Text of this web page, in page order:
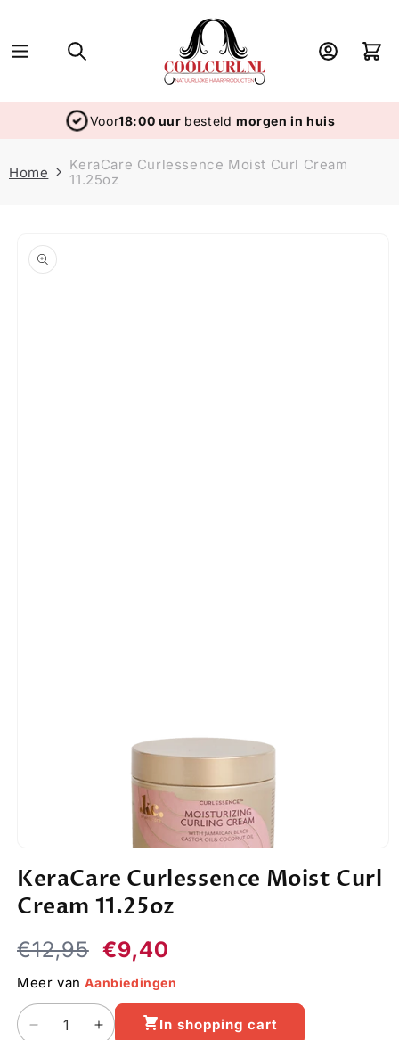
Log
in
Cart
Voor18:00 uur besteldmorgen in huis
Home
KeraCare Curlessence Moist Curl Cream
11.25oz
product
information
media
modal
KeraCare Curlessence Moist Curl
Cream 11.25oz
Regular
price
€12,95
Sale
price
€9,40
Meer vanAanbiedingen
DecreaseIncrease In shopping cart